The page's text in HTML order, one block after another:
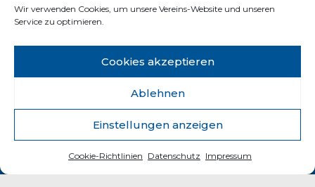
Wir verwenden Cookies, um unsere Vereins-Website und unseren
Service zu optimieren.
Cookies akzeptieren
Ablehnen
Einstellungen anzeigen
Cookie-Richtlinien Datenschutz Impressum
Wir freuen uns über Deinen Support!
© 2025 Tennisclub Blau-Weiss Wiesbaden e.V.